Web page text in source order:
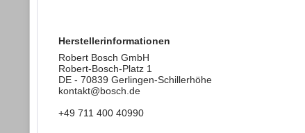
Herstellerinformationen
Robert Bosch GmbH
Robert-Bosch-Platz 1
DE - 70839 Gerlingen-Schillerhöhe
kontakt@bosch.de
+49 711 400 40990